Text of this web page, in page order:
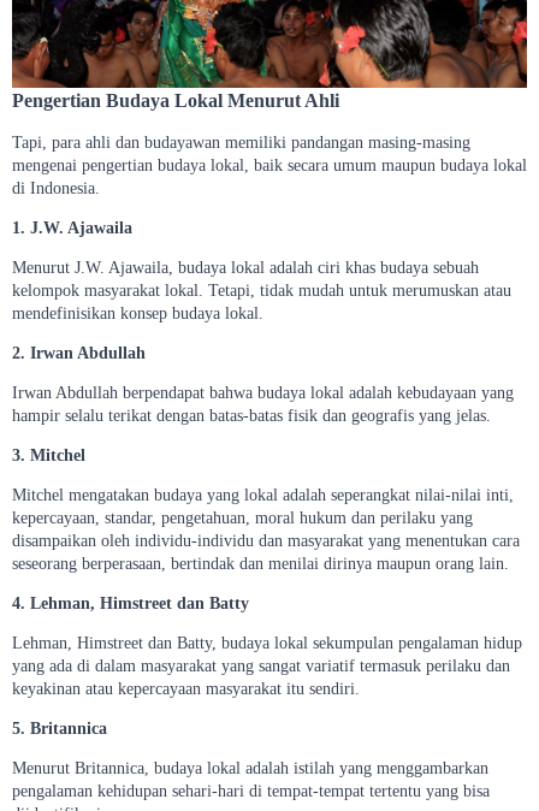
Pengertian Budaya Lokal Menurut Ahli
Tapi, para ahli dan budayawan memiliki pandangan masing-masing
mengenai pengertian budaya lokal, baik secara umum maupun budaya lokal
di Indonesia.
1. J.W. Ajawaila
Menurut J.W. Ajawaila, budaya lokal adalah ciri khas budaya sebuah
kelompok masyarakat lokal. Tetapi, tidak mudah untuk merumuskan atau
mendefinisikan konsep budaya lokal.
2. Irwan Abdullah
Irwan Abdullah berpendapat bahwa budaya lokal adalah kebudayaan yang
hampir selalu terikat dengan batas-batas fisik dan geografis yang jelas.
3. Mitchel
Mitchel mengatakan budaya yang lokal adalah seperangkat nilai-nilai inti,
kepercayaan, standar, pengetahuan, moral hukum dan perilaku yang
disampaikan oleh individu-individu dan masyarakat yang menentukan cara
seseorang berperasaan, bertindak dan menilai dirinya maupun orang lain.
4. Lehman, Himstreet dan Batty
Lehman, Himstreet dan Batty, budaya lokal sekumpulan pengalaman hidup
yang ada di dalam masyarakat yang sangat variatif termasuk perilaku dan
keyakinan atau kepercayaan masyarakat itu sendiri.
5. Britannica
Menurut Britannica, budaya lokal adalah istilah yang menggambarkan
pengalaman kehidupan sehari-hari di tempat-tempat tertentu yang bisa